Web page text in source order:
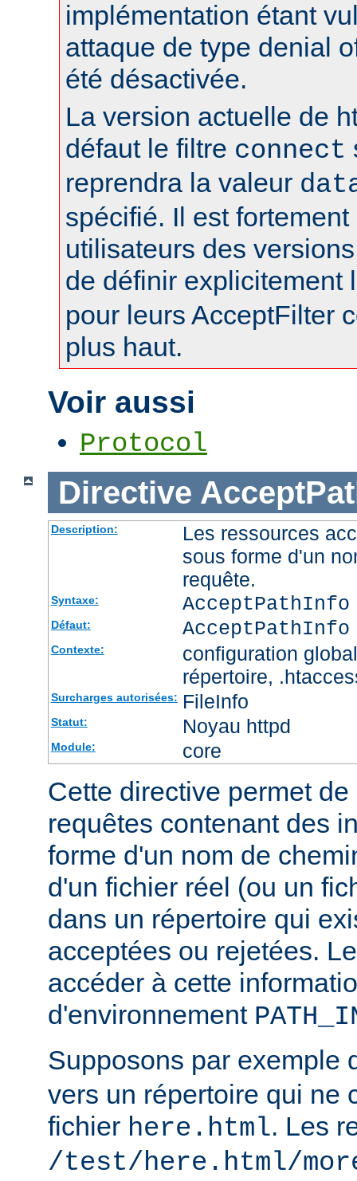
implémentation étant
attaque de type denial
été désactivée.
La version actuelle de
défaut le filtre connect
reprendra la valeur
spécifié. Il est
utilisateurs des
de définir explicitement
pour leurs AcceptFilter
plus haut.
Voir aussi
Protocol
Directive
Description:
Les ressources
sous forme d'un
requête.
Syntaxe:
Défaut:
Contexte:
configuration
répertoire,
Surcharges autorisées: FileInfo
Statut: Noyau httpd
Module: core
Cette directive permet
requêtes contenant des
forme d'un nom de
d'un fichier réel (ou un
dans un répertoire qui
acceptées ou rejetées.
accéder à cette
d'environnement
Supposons par exemple
vers un répertoire qui ne
fichier here.html. Les
/test/here.html/